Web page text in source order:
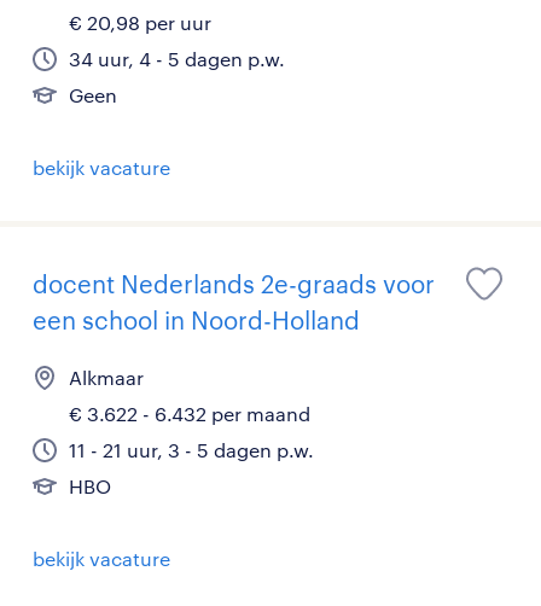
€ 20,98 per uur
34 uur, 4 - 5 dagen p.w.
Geen
bekijk vacature
docent Nederlands 2e-graads voor
een school in Noord-Holland
Alkmaar
€ 3.622 - 6.432 per maand
11 - 21 uur, 3 - 5 dagen p.w.
HBO
bekijk vacature